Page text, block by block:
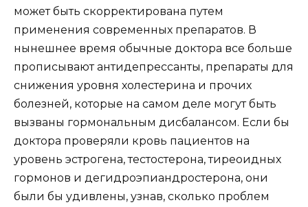
может быть скорректирована путем
применения современных препаратов. В
нынешнее время обычные доктора все больше
прописывают антидепрессанты, препараты для
снижения уровня холестерина и прочих
болезней, которые на самом деле могут быть
вызваны гормональным дисбалансом. Если бы
доктора проверяли кровь пациентов на
уровень эстрогена, тестостерона, тиреоидных
гормонов и дегидроэпиандростерона, они
были бы удивлены, узнав, сколько проблем